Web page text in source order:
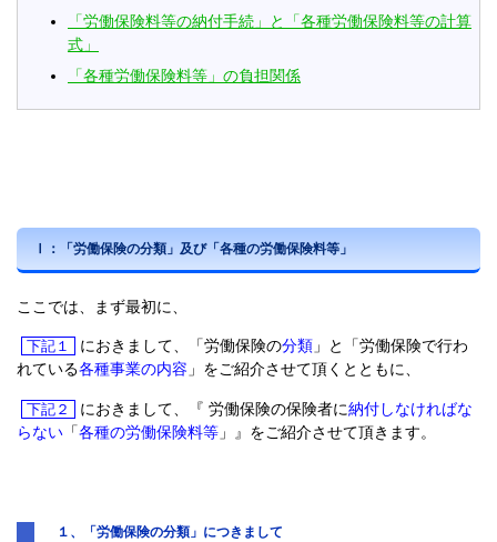
「労働保険料等の納付手続」と「各種労働保険料等の計算
式」
「各種労働保険料等」の負担関係
Ⅰ：「労働保険の分類」及び「各種の労働保険料等」
ここでは、まず最初に、
下記１ におきまして、「労働保険の分類 」と「労働保険で行わ
れている各種事業の内容 」をご紹介させて頂くとともに、
下記２ におきまして、『 労働保険の保険者に納付しなければな
らない 「各種の労働保険料等 」』をご紹介させて頂きます。
１、「労働保険の分類」につきまして